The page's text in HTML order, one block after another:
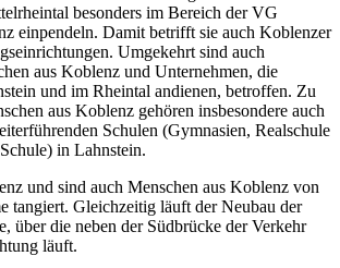
besonders im Bereich der VG
einpendeln. Damit betrifft sie auch Koblenzer
Umgekehrt sind auch
aus Koblenz und Unternehmen, die
und im Rheintal andienen, betroffen. Zu
aus Koblenz gehören insbesondere auch
Schulen (Gymnasien, Realschule
in Lahnstein.
und sind auch Menschen aus Koblenz von
tangiert. Gleichzeitig läuft der Neubau der
über die neben der Südbrücke der Verkehr
läuft.